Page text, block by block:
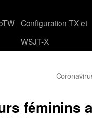
Configuration TX et
WSJT-X
féminins